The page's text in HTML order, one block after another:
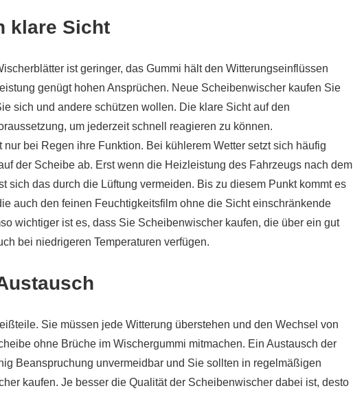
klare Sicht
ist geringer, das Gummi hält den Witterungseinflüssen
genügt hohen Ansprüchen. Neue Scheibenwischer kaufen Sie
sich und andere schützen wollen. Die klare Sicht auf den
um jederzeit schnell reagieren zu können.
bei Regen ihre Funktion. Bei kühlerem Wetter setzt sich häufig
der Scheibe ab. Erst wenn die Heizleistung des Fahrzeugs nach dem
sich das durch die Lüftung vermeiden. Bis zu diesem Punkt kommt es
auch den feinen Feuchtigkeitsfilm ohne die Sicht einschränkende
wichtiger ist es, dass Sie Scheibenwischer kaufen, die über ein gut
bei niedrigeren Temperaturen verfügen.
Sie müssen jede Witterung überstehen und den Wechsel von
ohne Brüche im Wischergummi mitmachen. Ein Austausch der
Beanspruchung unvermeidbar und Sie sollten in regelmäßigen
kaufen. Je besser die Qualität der Scheibenwischer dabei ist, desto